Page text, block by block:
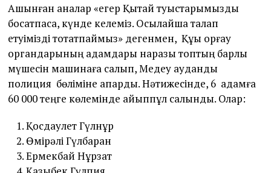
Ашынған аналар «егер Қытай туыстарымызды
босатпаса, күнде келеміз. Осылайша талап
етуімізді тоқтатпаймыз» дегенмен, Құқық қорғау
органдарының адамдары наразы топтың барлық
мүшесін машинаға салып, Медеу аудандық
полиция бөліміне апарды. Нәтижесінде, 6 адамға
60 000 теңге көлемінде айыппұл салынды. Олар:
Қосдаулет Гүлнұр
Өмірәлі Гүлбаран
Ермекбай Нұрзат